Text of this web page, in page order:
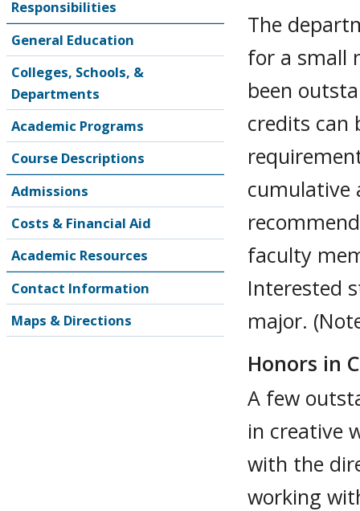
Responsibilities
General Education
Colleges, Schools, &
Departments
Academic Programs
Course Descriptions
Admissions
Costs & Financial Aid
Academic Resources
Contact Information
Maps & Directions
The
for a small
been
credits can
cumulative
faculty
Interested
major.
Honors in
A few
in creative
with the
working